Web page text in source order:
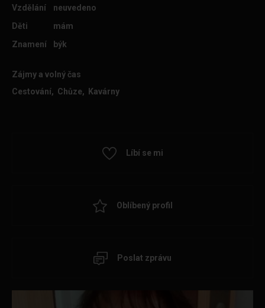
Vzdělání
neuvedeno
Děti
mám
Znamení
býk
Zájmy a volný čas
Cestování, Chůze, Kavárny
Líbí se mi
Oblíbený profil
Poslat zprávu